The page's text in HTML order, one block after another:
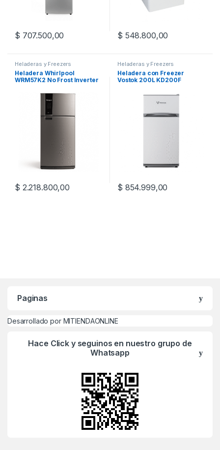
$ 707.500,00 $ 548.800,00
Heladeras y Freezers
Heladera Whirlpool
WRM57K2 No Frost Inverter
$ 2.218.800,00
Heladeras y Freezers
Heladera con Freezer
Vostok 200L KD200F
$ 854.999,00
Paginas
Desarrollado por MITIENDAONLINE
Hace Click y seguinos en nuestro grupo de
Whatsapp